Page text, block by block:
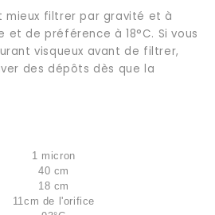
mieux filtrer par gravité et à
de préférence à 18°C. Si vous
visqueux avant de filtrer,
des dépôts dès que la
1 micron
40 cm
18 cm
11cm de l'orifice